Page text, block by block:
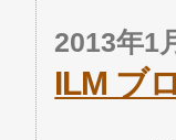
2013年1
ILM ブ